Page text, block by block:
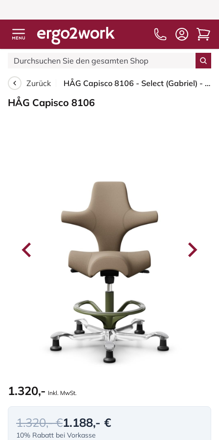
Zurück HÅG Capisco 8106 - Select (Gabriel) - Wolle / Polyamid - SC61184 - Light brown - Moss Grey - 200 mm (Sitzhöhe 46-64cm) - Bodengleiter
HÅG Capisco 8106
1.320,- Inkl. MwSt.
1.320,- €1.188,- €
10% Rabatt bei Vorkasse